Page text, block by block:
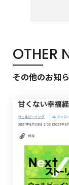
OTHER
その他のお知